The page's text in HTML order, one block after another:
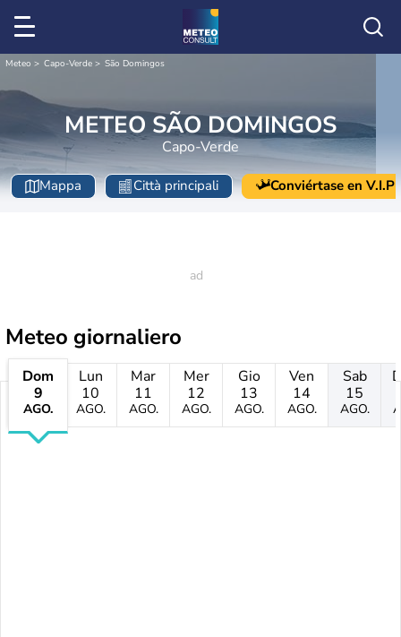
Meteo Capo-Verde São Domingos
METEO SÃO DOMINGOS
Capo-Verde
Mappa Città principali Conviértase en V.I.P
Meteo giornaliero
Dom
9
AGO.
Lun
10
AGO.
Mar
11
AGO.
Mer
12
AGO.
Gio
13
AGO.
Ven
14
AGO.
Sab
15
AGO.